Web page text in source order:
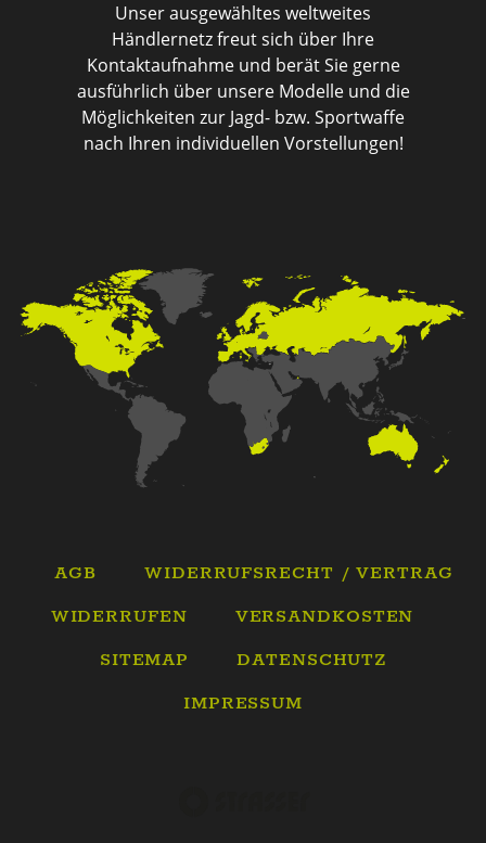
Unser ausgewähltes weltweites
Händlernetz freut sich über Ihre
Kontaktaufnahme und berät Sie gerne
ausführlich über unsere Modelle und die
Möglichkeiten zur Jagd- bzw. Sportwaffe
nach Ihren individuellen Vorstellungen!
AGB
WIDERRUFSRECHT / VERTRAG
WIDERRUFEN
VERSANDKOSTEN
SITEMAP
DATENSCHUTZ
IMPRESSUM